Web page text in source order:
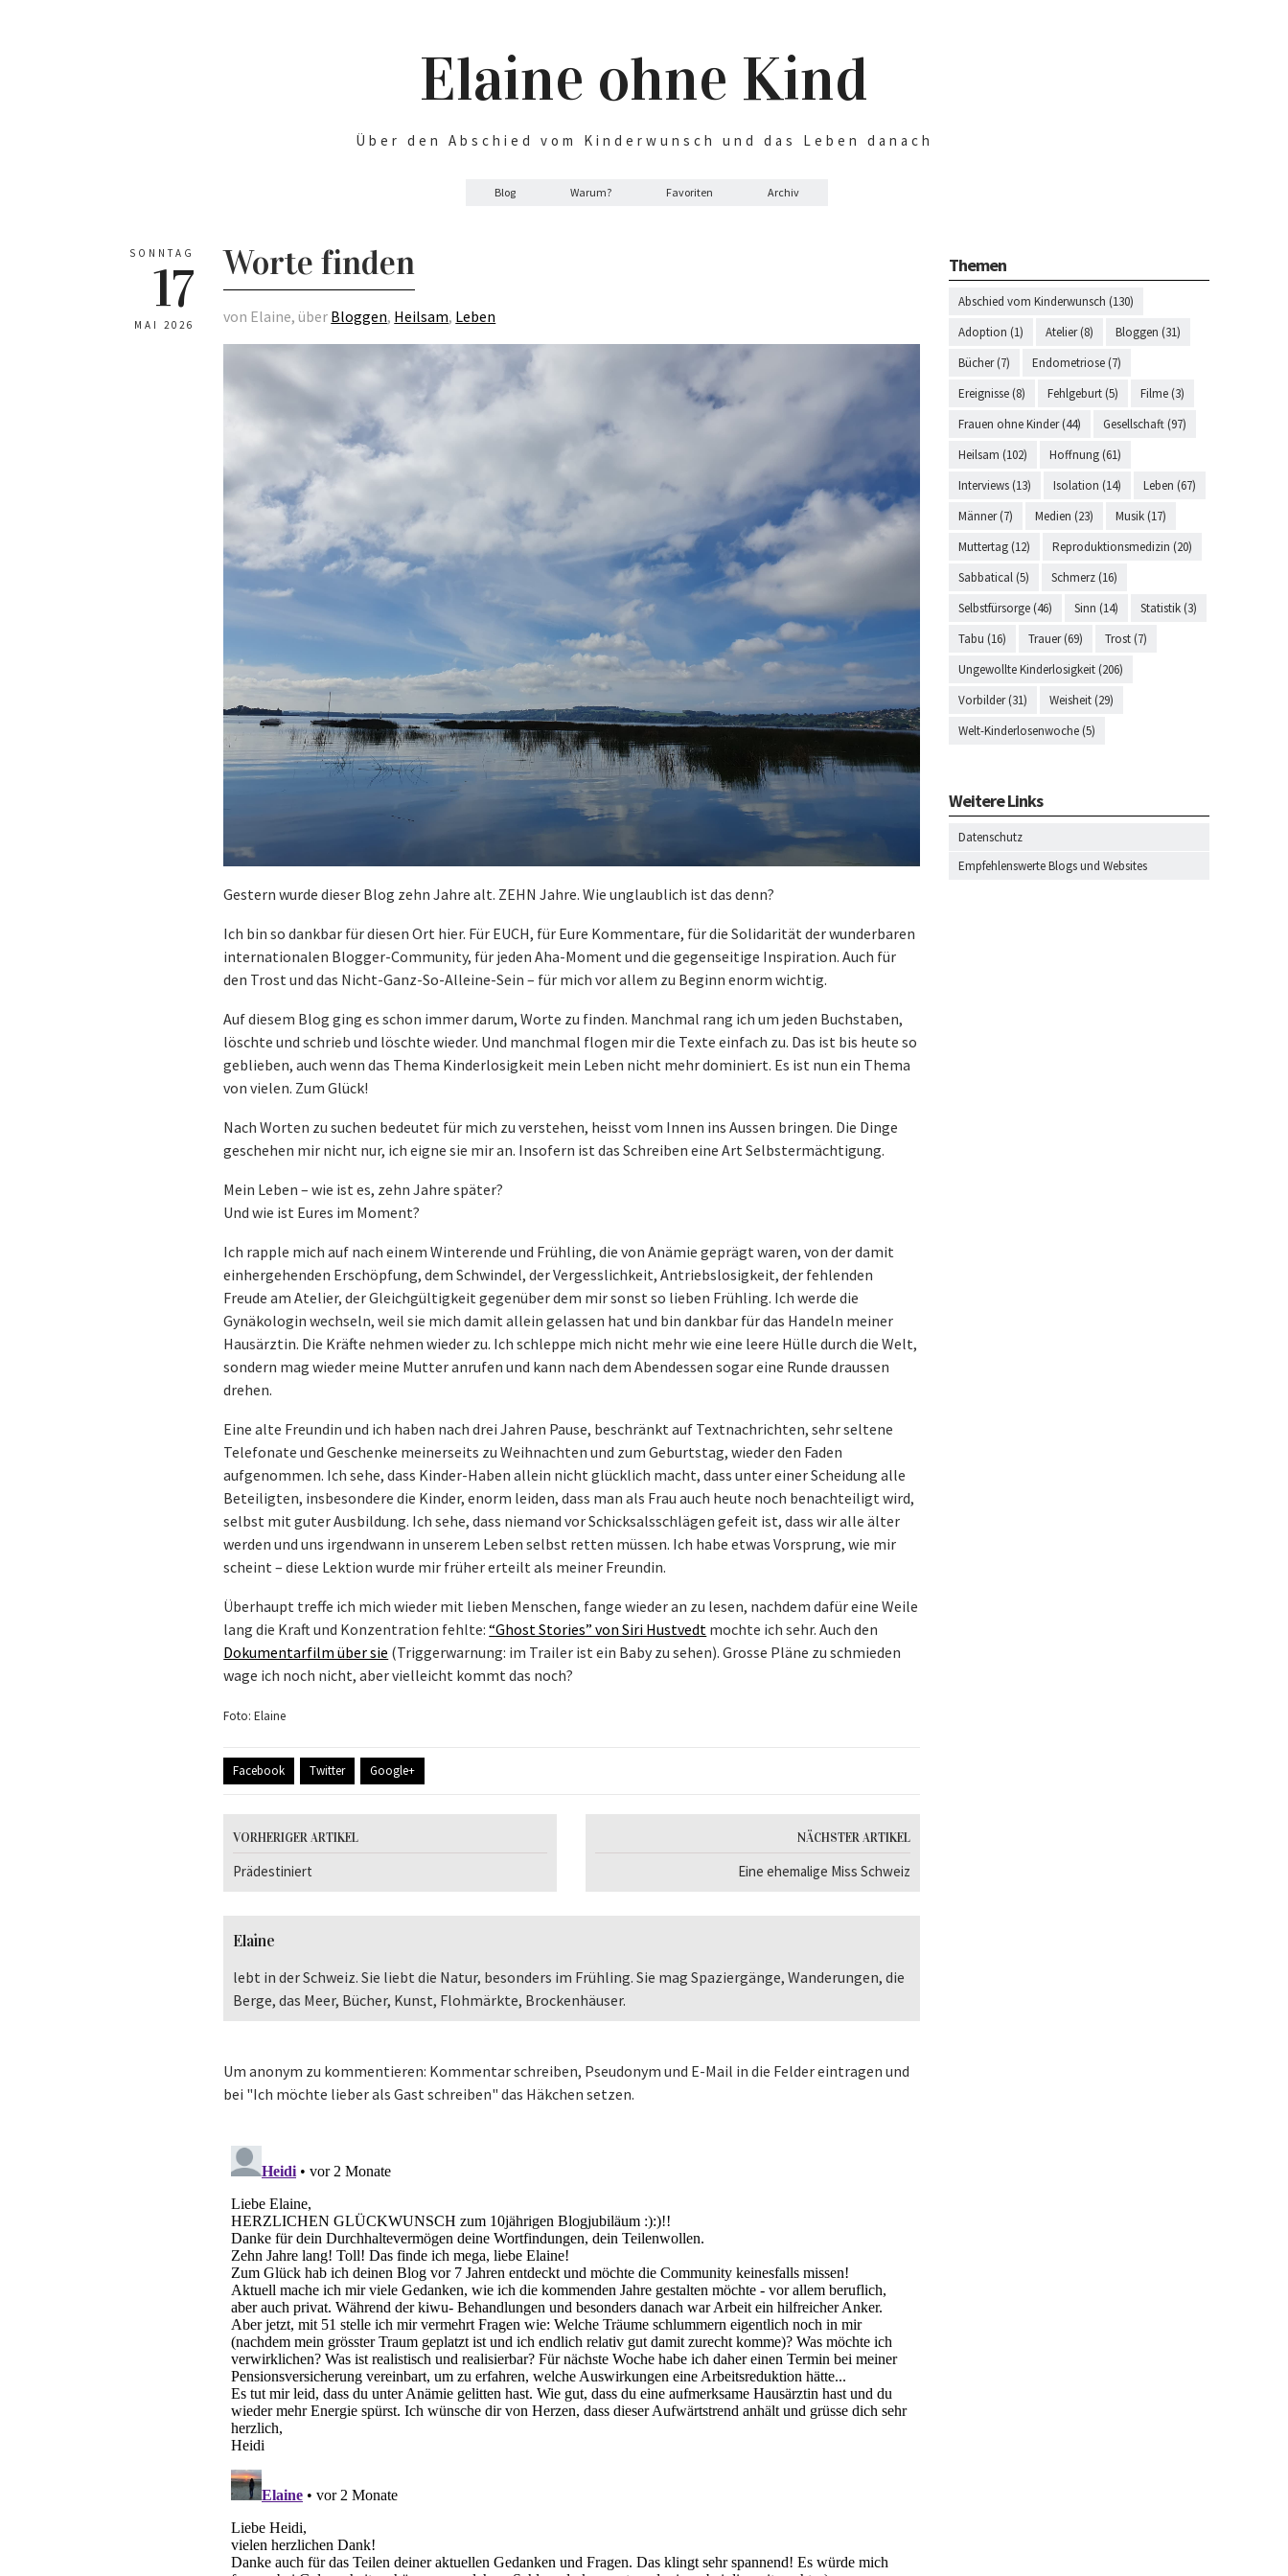
Elaine ohne Kind
Über den Abschied vom Kinderwunsch und das Leben danach
Blog Warum? Favoriten Archiv
SONNTAG
17
MAI 2026
Worte finden
von Elaine, über Bloggen, Heilsam, Leben
Gestern wurde dieser Blog zehn Jahre alt. ZEHN Jahre. Wie unglaublich ist das denn?
Ich bin so dankbar für diesen Ort hier. Für EUCH, für Eure Kommentare, für die Solidarität der wunderbaren
internationalen Blogger-Community, für jeden Aha-Moment und die gegenseitige Inspiration. Auch für
den Trost und das Nicht-Ganz-So-Alleine-Sein – für mich vor allem zu Beginn enorm wichtig.
Auf diesem Blog ging es schon immer darum, Worte zu finden. Manchmal rang ich um jeden Buchstaben,
löschte und schrieb und löschte wieder. Und manchmal flogen mir die Texte einfach zu. Das ist bis heute so
geblieben, auch wenn das Thema Kinderlosigkeit mein Leben nicht mehr dominiert. Es ist nun ein Thema
von vielen. Zum Glück!
Nach Worten zu suchen bedeutet für mich zu verstehen, heisst vom Innen ins Aussen bringen. Die Dinge
geschehen mir nicht nur, ich eigne sie mir an. Insofern ist das Schreiben eine Art Selbstermächtigung.
Mein Leben – wie ist es, zehn Jahre später?
Und wie ist Eures im Moment?
Ich rapple mich auf nach einem Winterende und Frühling, die von Anämie geprägt waren, von der damit
einhergehenden Erschöpfung, dem Schwindel, der Vergesslichkeit, Antriebslosigkeit, der fehlenden
Freude am Atelier, der Gleichgültigkeit gegenüber dem mir sonst so lieben Frühling. Ich werde die
Gynäkologin wechseln, weil sie mich damit allein gelassen hat und bin dankbar für das Handeln meiner
Hausärztin. Die Kräfte nehmen wieder zu. Ich schleppe mich nicht mehr wie eine leere Hülle durch die Welt,
sondern mag wieder meine Mutter anrufen und kann nach dem Abendessen sogar eine Runde draussen
drehen.
Eine alte Freundin und ich haben nach drei Jahren Pause, beschränkt auf Textnachrichten, sehr seltene
Telefonate und Geschenke meinerseits zu Weihnachten und zum Geburtstag, wieder den Faden
aufgenommen. Ich sehe, dass Kinder-Haben allein nicht glücklich macht, dass unter einer Scheidung alle
Beteiligten, insbesondere die Kinder, enorm leiden, dass man als Frau auch heute noch benachteiligt wird,
selbst mit guter Ausbildung. Ich sehe, dass niemand vor Schicksalsschlägen gefeit ist, dass wir alle älter
werden und uns irgendwann in unserem Leben selbst retten müssen. Ich habe etwas Vorsprung, wie mir
scheint – diese Lektion wurde mir früher erteilt als meiner Freundin.
Überhaupt treffe ich mich wieder mit lieben Menschen, fange wieder an zu lesen, nachdem dafür eine Weile
lang die Kraft und Konzentration fehlte:“Ghost Stories” von Siri Hustvedt mochte ich sehr. Auch den
Dokumentarfilm über sie (Triggerwarnung: im Trailer ist ein Baby zu sehen). Grosse Pläne zu schmieden
wage ich noch nicht, aber vielleicht kommt das noch?
Foto: Elaine
Facebook Twitter Google+
VORHERIGER ARTIKEL
Prädestiniert
NÄCHSTER ARTIKEL
Eine ehemalige Miss Schweiz
Elaine
lebt in der Schweiz. Sie liebt die Natur, besonders im Frühling. Sie mag Spaziergänge, Wanderungen, die
Berge, das Meer, Bücher, Kunst, Flohmärkte, Brockenhäuser.
Um anonym zu kommentieren: Kommentar schreiben, Pseudonym und E-Mail in die Felder eintragen und
bei "Ich möchte lieber als Gast schreiben" das Häkchen setzen.
Themen
Abschied vom Kinderwunsch (130)
Adoption (1)
Atelier (8)
Bloggen (31)
Bücher (7)
Endometriose (7)
Ereignisse (8)
Fehlgeburt (5)
Filme (3)
Frauen ohne Kinder (44)
Gesellschaft (97)
Heilsam (102)
Hoffnung (61)
Interviews (13)
Isolation (14)
Leben (67)
Männer (7)
Medien (23)
Musik (17)
Muttertag (12)
Reproduktionsmedizin (20)
Sabbatical (5)
Schmerz (16)
Selbstfürsorge (46)
Sinn (14)
Statistik (3)
Tabu (16)
Trauer (69)
Trost (7)
Ungewollte Kinderlosigkeit (206)
Vorbilder (31)
Weisheit (29)
Welt-Kinderlosenwoche (5)
Weitere Links
Datenschutz
Empfehlenswerte Blogs und Websites